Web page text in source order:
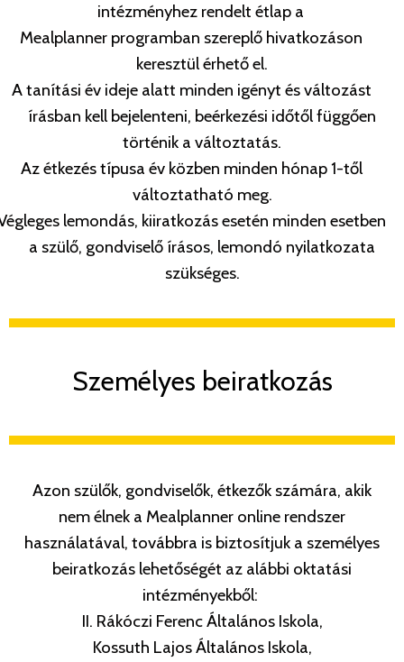
intézményhez rendelt étlap a
Mealplanner programban szereplő hivatkozáson
keresztül érhető el.
A tanítási év ideje alatt minden igényt és változást
írásban kell bejelenteni, beérkezési időtől függően
történik a változtatás.
Az étkezés típusa év közben minden hónap 1-től
változtatható meg.
lemondás, kiiratkozás esetén minden esetben
a szülő, gondviselő írásos, lemondó nyilatkozata
szükséges.
Személyes beiratkozás
Azon szülők, gondviselők, étkezők számára, akik
nem élnek a Mealplanner online rendszer
használatával, továbbra is biztosítjuk a személyes
beiratkozás lehetőségét az alábbi oktatási
intézményekből:
II. Rákóczi Ferenc Általános Iskola,
Kossuth Lajos Általános Iskola,